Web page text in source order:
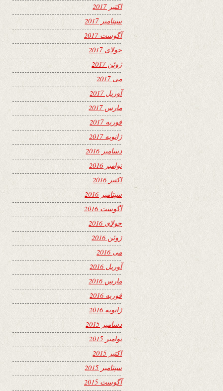
اکتبر 2017
سپتامبر 2017
آگوست 2017
جولای 2017
ژوئن 2017
می 2017
آوریل 2017
مارس 2017
فوریه 2017
ژانویه 2017
دسامبر 2016
نوامبر 2016
اکتبر 2016
سپتامبر 2016
آگوست 2016
جولای 2016
ژوئن 2016
می 2016
آوریل 2016
مارس 2016
فوریه 2016
ژانویه 2016
دسامبر 2015
نوامبر 2015
اکتبر 2015
سپتامبر 2015
آگوست 2015